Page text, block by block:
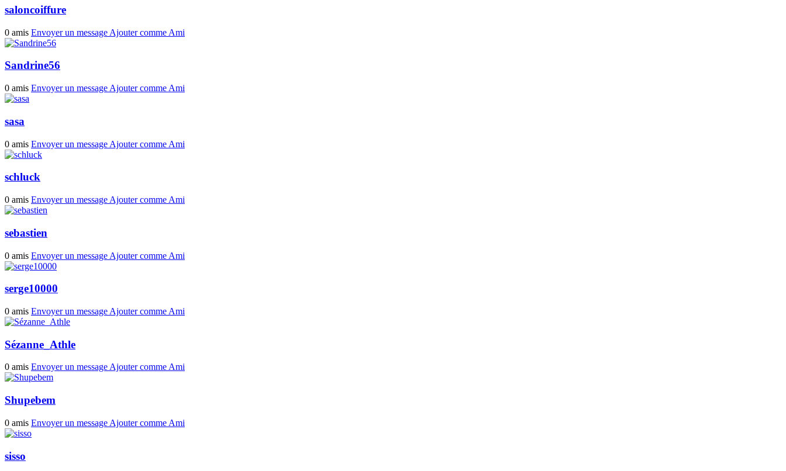
saloncoiffure
0 amis Envoyer un message Ajouter comme Ami
Sandrine56
0 amis Envoyer un message Ajouter comme Ami
sasa
0 amis Envoyer un message Ajouter comme Ami
schluck
0 amis Envoyer un message Ajouter comme Ami
sebastien
0 amis Envoyer un message Ajouter comme Ami
serge10000
0 amis Envoyer un message Ajouter comme Ami
Sézanne_Athle
0 amis Envoyer un message Ajouter comme Ami
Shupebem
0 amis Envoyer un message Ajouter comme Ami
sisso